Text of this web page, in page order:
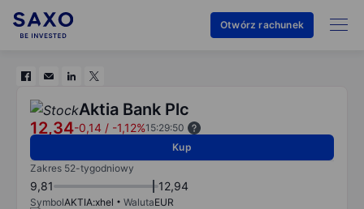
Otwórz rachunek
Aktia Bank Plc
12,34-0,14 / -1,12%15:29:50
Kup
Zakres 52-tygodniowy
9,81 12,94
SymbolAKTIA:xhel WalutaEUR